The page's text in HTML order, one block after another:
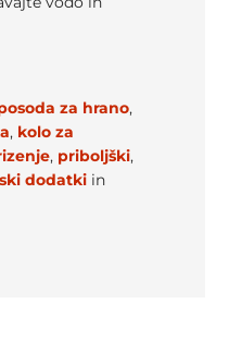
za hrano,
, kolo za
, priboljški,
dodatki in